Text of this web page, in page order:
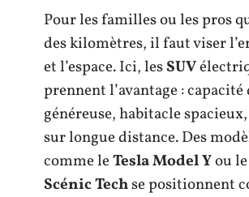
Pour les familles ou les pros
des kilomètres, il faut viser
et l’espace. Ici, lesSUV
prennent l’avantage :
généreuse, habitacle
sur longue distance. Des
comme leTesla Model You le
Scénic Techse positionnent